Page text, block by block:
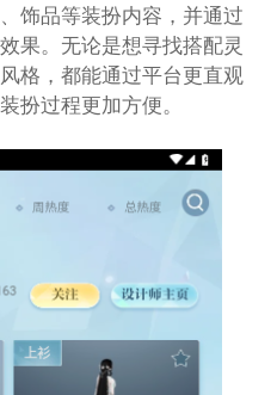
饰品等装扮内容，并通过
果。无论是想寻找搭配灵
格，都能通过平台更直观
扮过程更加方便。